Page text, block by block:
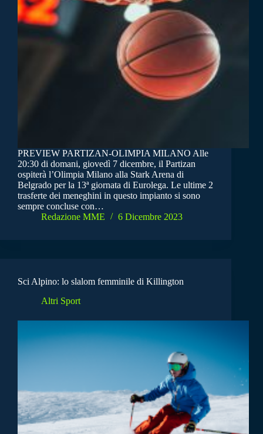
PREVIEW PARTIZAN-OLIMPIA MILANO Alle
20:30 di domani, giovedì 7 dicembre, il Partizan
ospiterà l’Olimpia Milano alla Stark Arena di
Belgrado per la 13ª giornata di Eurolega. Le ultime 2
trasferte dei meneghini in questo impianto si sono
sempre concluse con…
Redazione MME
6 Dicembre 2023
Sci Alpino: lo slalom femminile di Killington
Altri Sport